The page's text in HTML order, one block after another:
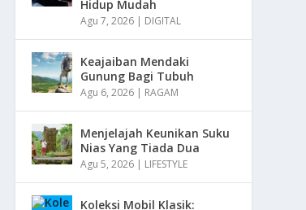
Hidup Mudah
Agu 7, 2026 | DIGITAL
Keajaiban Mendaki
Gunung Bagi Tubuh
Agu 6, 2026 | RAGAM
Menjelajah Keunikan Suku
Nias Yang Tiada Dua
Agu 5, 2026 | LIFESTYLE
Koleksi Mobil Klasik: